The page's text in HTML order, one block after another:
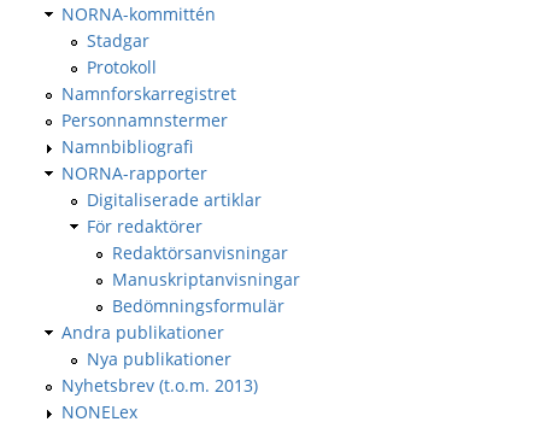
NORNA-kommittén
Stadgar
Protokoll
Namnforskarregistret
Personnamnstermer
Namnbibliografi
NORNA-rapporter
Digitaliserade artiklar
För redaktörer
Redaktörsanvisningar
Manuskriptanvisningar
Bedömningsformulär
Andra publikationer
Nya publikationer
Nyhetsbrev (t.o.m. 2013)
NONELex